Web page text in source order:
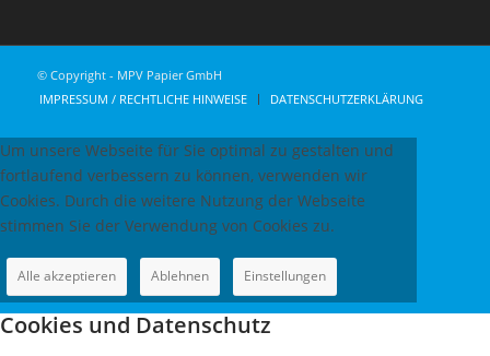
© Copyright - MPV Papier GmbH
IMPRESSUM / RECHTLICHE HINWEISE
DATENSCHUTZERKLÄRUNG
Um unsere Webseite für Sie optimal zu gestalten und
fortlaufend verbessern zu können, verwenden wir
Cookies. Durch die weitere Nutzung der Webseite
stimmen Sie der Verwendung von Cookies zu.
Alle akzeptieren Ablehnen Einstellungen
Cookies und Datenschutz